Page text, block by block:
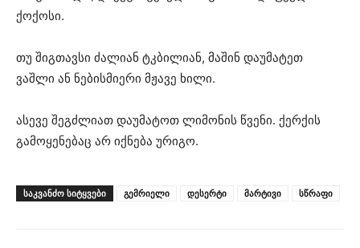
ქოქოსი.
თუ შიგთავსი ძალიან ტკბილიან, მაშინ დაუმატეთ
ვაშლი ან ნებისმიერი მჟავე ხილი.
ასევე შეგძლიათ დაუმატოთ ლიმონის წვენი. ქერქის
გამოყენებაც არ იქნება ურიგო.
ᲡᲐᲙᲕᲐᲜᲫᲝ ᲡᲘᲢᲧᲕᲔᲑᲘ გემრიელი დესერტი მარტივი სწრაფი